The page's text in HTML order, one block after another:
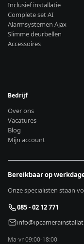
Inclusief installatie
Complete set AI
Alarmsystemen Ajax
Slimme deurbellen
Accessoires
Bedrijf
Over ons
Vacatures
Blog
Mijn account
Bereikbaar op
Onze specialisten staan
085 - 02 12 771
Ma-vr 09:00-18:00